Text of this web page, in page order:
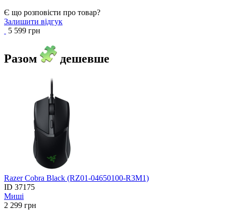
Є що розповісти про товар?
Залишити відгук
5 599 грн
Разом дешевше
Razer Cobra Black (RZ01-04650100-R3M1)
ID 37175
Миші
2 299 грн